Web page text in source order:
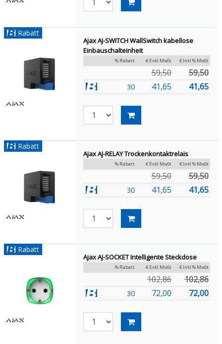
Rabatt
Ajax AJ-SWITCH WallSwitch kabellose
Einbauschalteinheit
% Rabatt € Exkl MwSt € Inkl % MwSt
59,50 59,50
30 41,65 41,65
Rabatt
Ajax AJ-RELAY Trockenkontaktrelais
% Rabatt € Exkl MwSt € Inkl % MwSt
59,50 59,50
30 41,65 41,65
Rabatt
Ajax AJ-SOCKET Intelligente Steckdose
% Rabatt € Exkl MwSt € Inkl % MwSt
102,86 102,86
30 72,00 72,00